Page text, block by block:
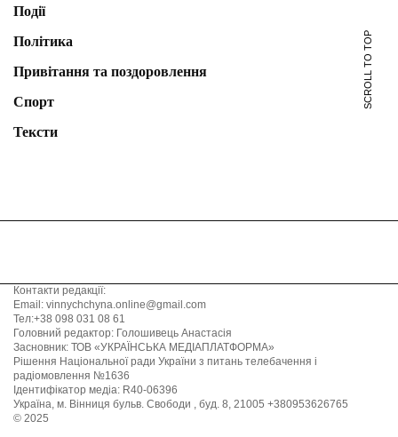
Події
Політика
Привітання та поздоровлення
Спорт
Тексти
SCROLL TO TOP
Контакти редакції:
Email: vinnychchyna.online@gmail.com
Тел:+38 098 031 08 61
Головний редактор: Голошивець Анастасія
Засновник: ТОВ «УКРАЇНСЬКА МЕДІАПЛАТФОРМА»
Рішення Національної ради України з питань телебачення і
радіомовлення №1636
Ідентифікатор медіа: R40-06396
Україна, м. Вінниця бульв. Свободи , буд. 8, 21005 +380953626765
© 2025